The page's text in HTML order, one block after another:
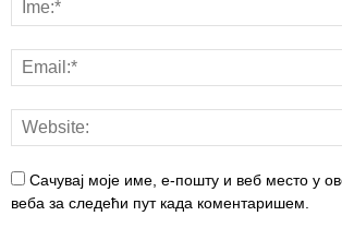
Сачувај моје име, е-пошту и веб место у
веба за следећи пут када коментаришем.